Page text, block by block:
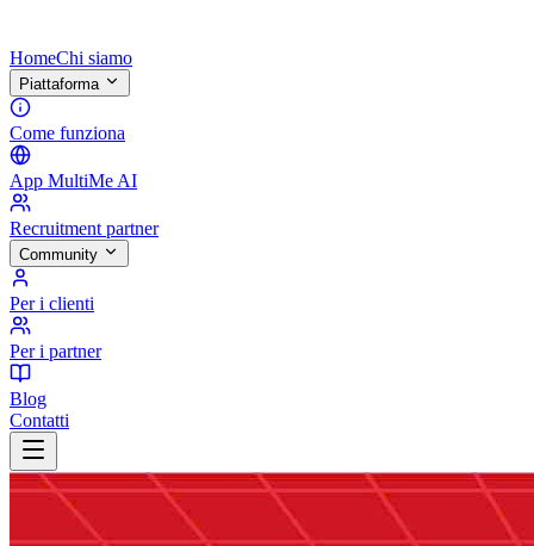
HomeChi siamo
Piattaforma
Come funziona
App MultiMe AI
Recruitment partner
Community
Per i clienti
Per i partner
Blog
Contatti